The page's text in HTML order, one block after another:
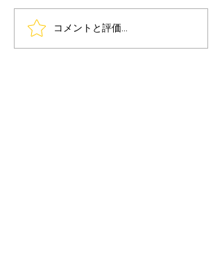
『日本3Dプリンティング
矯正歯科学会 第5回学術
コメントと評価...